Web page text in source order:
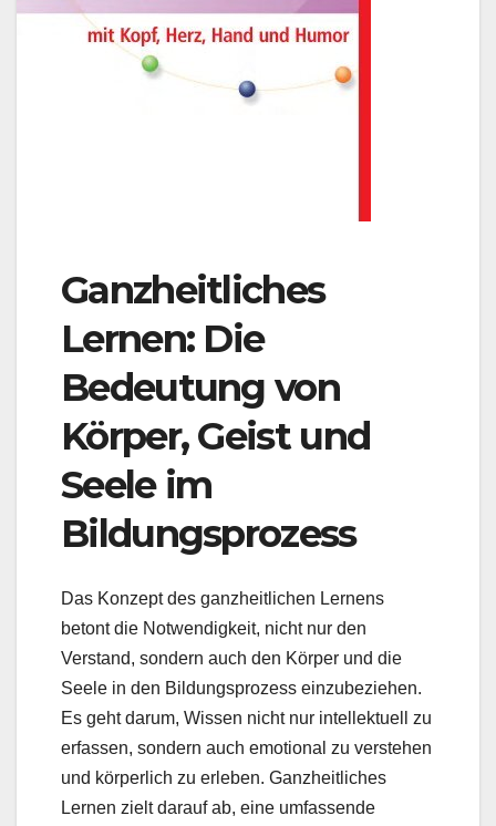
Ganzheitliches
Lernen: Die
Bedeutung von
Körper, Geist und
Seele im
Bildungsprozess
Das Konzept des ganzheitlichen Lernens
betont die Notwendigkeit, nicht nur den
Verstand, sondern auch den Körper und die
Seele in den Bildungsprozess einzubeziehen.
Es geht darum, Wissen nicht nur intellektuell zu
erfassen, sondern auch emotional zu verstehen
und körperlich zu erleben. Ganzheitliches
Lernen zielt darauf ab, eine umfassende